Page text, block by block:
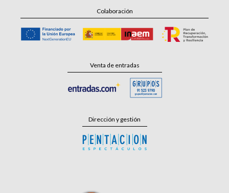
Colaboración
Venta de entradas
Dirección y gestión